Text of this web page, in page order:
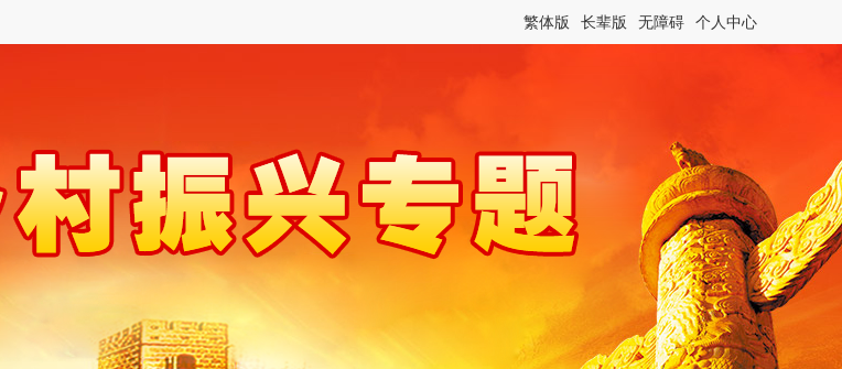
繁体版 长辈版 无障碍 个人中心